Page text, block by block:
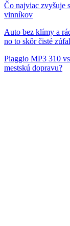
Čo najviac zvyšuje
vinníkov
Auto bez klímy a
no to skôr čisté
Piaggio MP3 310
mestskú dopravu?